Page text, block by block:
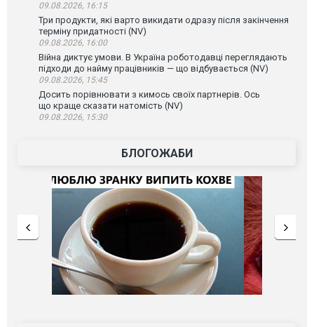
09.08.2026, 16:15
Три продукти, які варто викидати одразу після закінчення
терміну придатності (NV)
09.08.2026, 16:00
Війна диктує умови. В Україна роботодавці переглядають
підходи до найму працівників — що відбувається (NV)
09.08.2026, 15:45
Досить порівнювати з кимось своїх партнерів. Ось
що краще сказати натомість (NV)
09.08.2026, 15:30
БЛОГОЖАБИ